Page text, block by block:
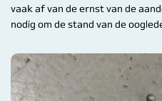
vaak af van de ernst van de
nodig om de stand van de